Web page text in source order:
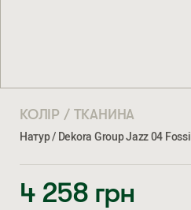
КОЛІР / ТКАНИНА
Натур / Dekora Group Jazz 04 Fossil
4 258 грн